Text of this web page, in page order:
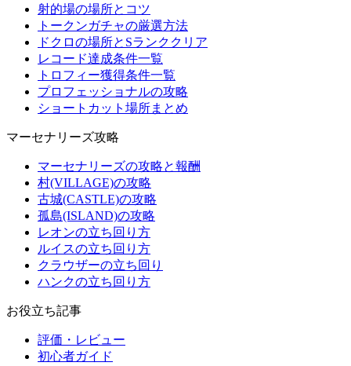
射的場の場所とコツ
トークンガチャの厳選方法
ドクロの場所とSランククリア
レコード達成条件一覧
トロフィー獲得条件一覧
プロフェッショナルの攻略
ショートカット場所まとめ
マーセナリーズ攻略
マーセナリーズの攻略と報酬
村(VILLAGE)の攻略
古城(CASTLE)の攻略
孤島(ISLAND)の攻略
レオンの立ち回り方
ルイスの立ち回り方
クラウザーの立ち回り
ハンクの立ち回り方
お役立ち記事
評価・レビュー
初心者ガイド